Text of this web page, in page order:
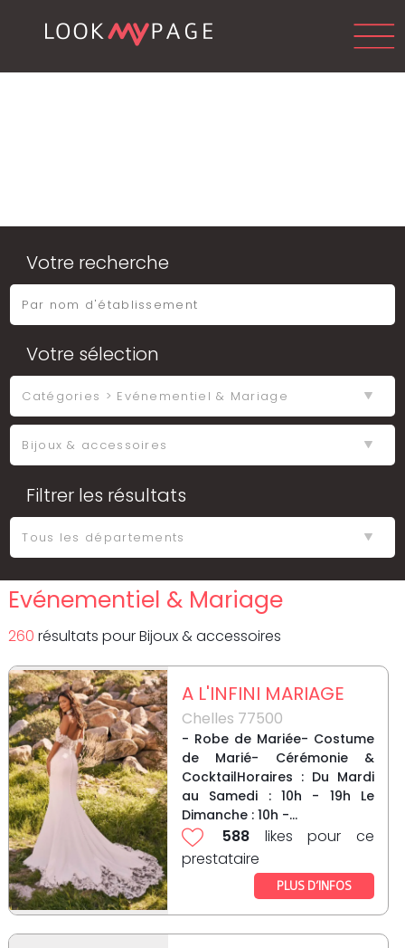
Votre recherche
Votre sélection
Filtrer les résultats
Evénementiel & Mariage
260 résultats pourBijoux & accessoires
A L'INFINI MARIAGE
Chelles 77500
- Robe de Mariée- Costume
de Marié- Cérémonie &
CocktailHoraires : Du Mardi
au Samedi : 10h - 19h Le
Dimanche : 10h -...
588 likes pour ce
prestataire
PLUS D’INFOS